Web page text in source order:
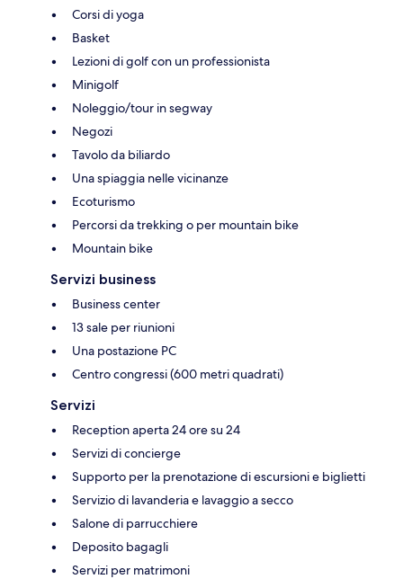
Corsi di yoga
Basket
Lezioni di golf con un professionista
Minigolf
Noleggio/tour in segway
Negozi
Tavolo da biliardo
Una spiaggia nelle vicinanze
Ecoturismo
Percorsi da trekking o per mountain bike
Mountain bike
Servizi business
Business center
13 sale per riunioni
Una postazione PC
Centro congressi (600 metri quadrati)
Servizi
Reception aperta 24 ore su 24
Servizi di concierge
Supporto per la prenotazione di escursioni e biglietti
Servizio di lavanderia e lavaggio a secco
Salone di parrucchiere
Deposito bagagli
Servizi per matrimoni